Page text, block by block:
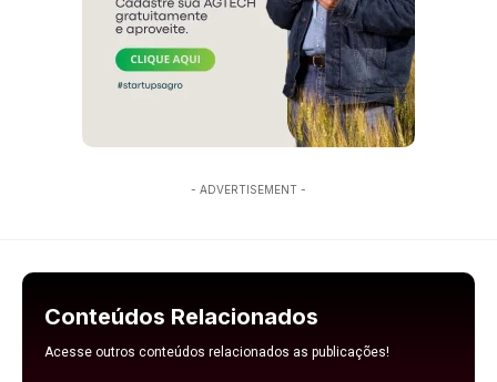
- ADVERTISEMENT -
Conteúdos Relacionados
Acesse outros conteúdos relacionados as publicações!